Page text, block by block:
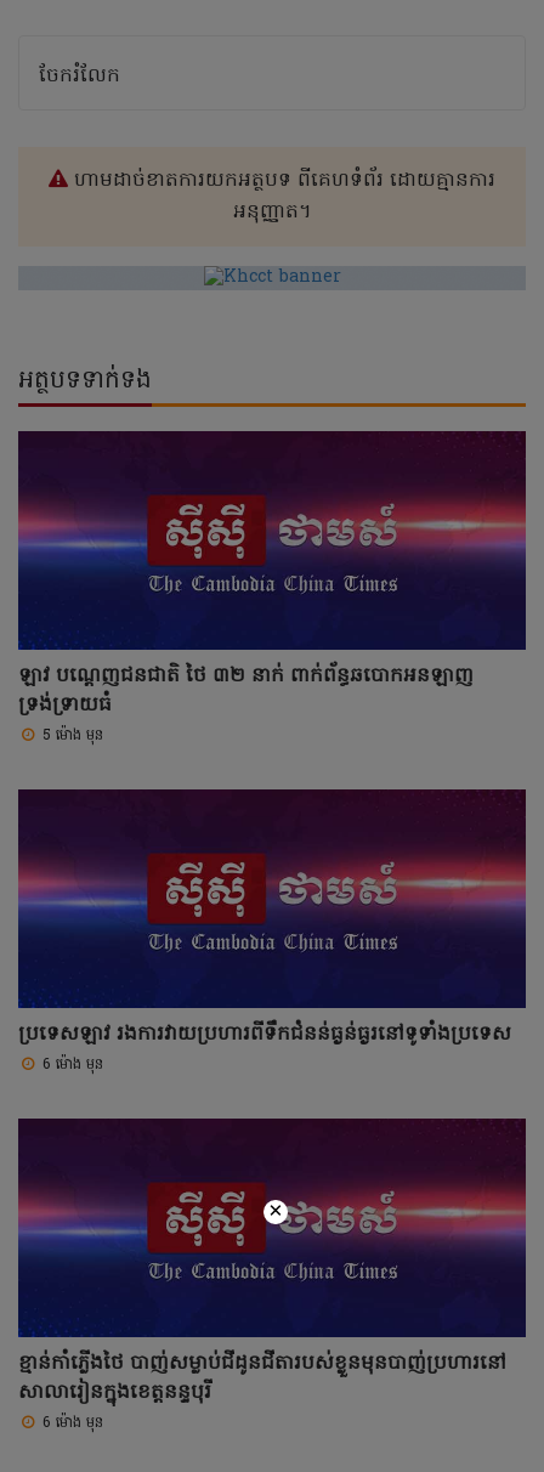
ចែករំលែក
ហាមដាច់ខាតការយកអត្ថបទ ពីគេហទំព័រ ដោយគ្មានការ
អនុញ្ញាត។
អត្ថបទទាក់ទង
ឡាវ បណ្តេញជនជាតិ ថៃ ៣២ នាក់ ពាក់ព័ន្ធឆបោកអនឡាញ
ទ្រង់ទ្រាយធំ
5 ម៉ោង មុន
ប្រទេសឡាវ រងការវាយប្រហារពីទឹកជំនន់ធ្ងន់ធ្ងរនៅទូទាំងប្រទេស
6 ម៉ោង មុន
ខ្មាន់កាំភ្លើងថៃ បាញ់សម្លាប់ជីដូនជីតារបស់ខ្លួនមុនបាញ់ប្រហារនៅ
សាលារៀនក្នុងខេត្តនន្ទបុរី
6 ម៉ោង មុន
×